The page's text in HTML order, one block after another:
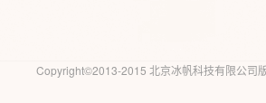
Copyright©2013-2015 北京冰帆科技有限公司